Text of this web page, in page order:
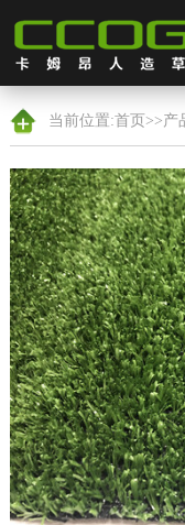
当前位置:首页 >>产